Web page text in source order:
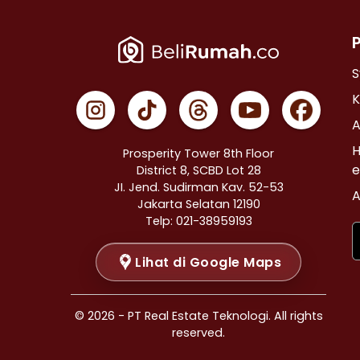
Properti Dijual di Johar Baru >
Properti Dijual di Menteng >
Properti Dijual di Tanah Abang >
Properti Dijual di Kramat >
Properti Dijual di Bendungan Hilir >
Properti Dijual di Jakarta Selatan >
Properti Dijual di Cilandak >
Properti Dijual di Gandaria Selatan >
Properti Dijual di Cipete Selatan >
Properti Dijual di Lenteng Agung >
Properti Dijual di Pondok Pinang >
Properti Dijual di Kebayoran Baru >
Properti Dijual di Mampang Prapatan >
Prosperity Tower 8th Floor
District 8, SCBD Lot 28
JI. Jend. Sudirman Kav. 52-53
Jakarta Selatan 12190
Telp: 021-38959193
Lihat di Google Maps
© 2026 - PT Real Estate Teknologi. All rights
reserved.